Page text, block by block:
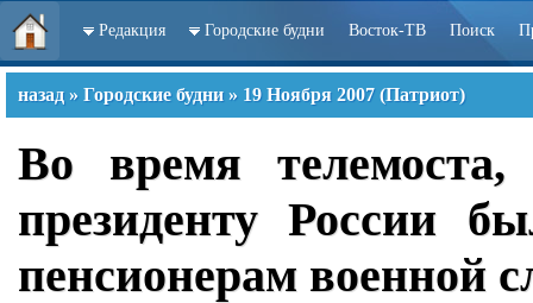
Редакция Городские будни Восток-ТВ Поиск
назад » Городские будни » 19 Ноября 2007 (Патриот)
Во время
президенту России
пенсионерам военной